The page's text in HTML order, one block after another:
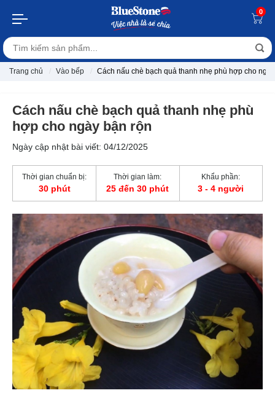
0
Trang chủ Vào bếp Cách nấu chè bạch quả thanh nhẹ phù hợp cho
Cách nấu chè bạch quả thanh nhẹ phù
hợp cho ngày bận rộn
Ngày cập nhật bài viết: 04/12/2025
Thời gian chuẩn bị:
30 phút
Thời gian làm:
25 đến 30 phút
Khẩu phần:
3 - 4 người